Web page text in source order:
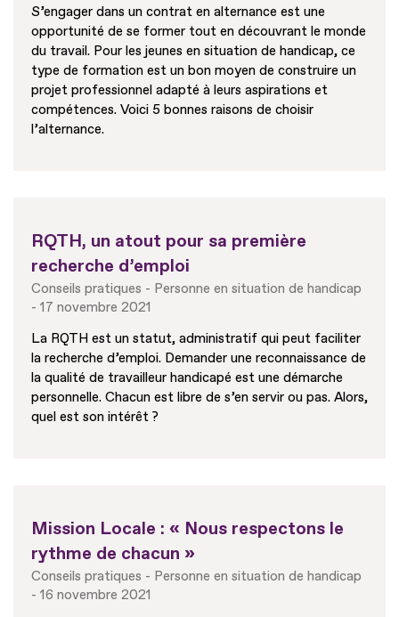
S’engager dans un contrat en alternance est une
opportunité de se former tout en découvrant le monde
du travail. Pour les jeunes en situation de handicap, ce
type de formation est un bon moyen de construire un
projet professionnel adapté à leurs aspirations et
compétences. Voici 5 bonnes raisons de choisir
l’alternance.
RQTH, un atout pour sa première
recherche d’emploi
Conseils pratiques
Personne en situation de handicap
17 novembre 2021
La RQTH est un statut, administratif qui peut faciliter
la recherche d’emploi. Demander une reconnaissance de
la qualité de travailleur handicapé est une démarche
personnelle. Chacun est libre de s’en servir ou pas. Alors,
quel est son intérêt ?
Mission Locale : « Nous respectons le
rythme de chacun »
Conseils pratiques
Personne en situation de handicap
16 novembre 2021